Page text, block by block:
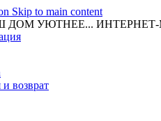
Skip to main content
УЮТНЕЕ... ИНТЕРНЕТ-
возврат